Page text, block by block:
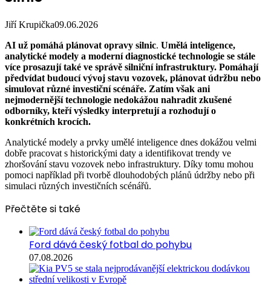
Jiří Krupička09.06.2026
AI už pomáhá plánovat opravy silnic. Umělá inteligence,
analytické modely a moderní diagnostické technologie se stále
více prosazují také ve správě silniční infrastruktury. Pomáhají
předvídat budoucí vývoj stavu vozovek, plánovat údržbu nebo
simulovat různé investiční scénáře. Zatím však ani
nejmodernější technologie nedokážou nahradit zkušené
odborníky, kteří výsledky interpretují a rozhodují o
konkrétních krocích.
Analytické modely a prvky umělé inteligence dnes dokážou velmi
dobře pracovat s historickými daty a identifikovat trendy ve
zhoršování stavu vozovek nebo infrastruktury. Díky tomu mohou
pomoci například při tvorbě dlouhodobých plánů údržby nebo při
simulaci různých investičních scénářů.
Přečtěte si také
Ford dává český fotbal do pohybu
07.08.2026